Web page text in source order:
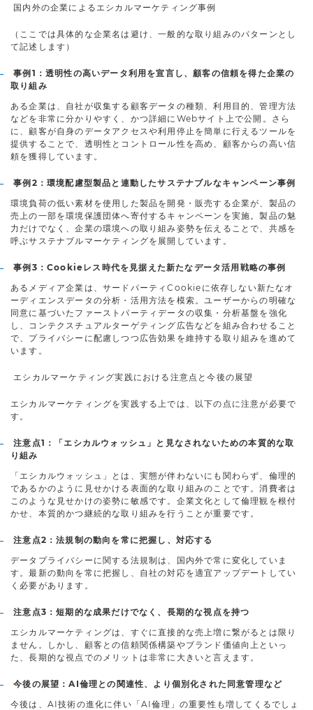
国内外の企業によるエシカルマーケティング事例
（ここでは具体的な企業名は避け、一般的な取り組みのパターンとし
て記述します）
事例1：透明性の高いデータ利用を宣言し、顧客の信頼を得た企業の
取り組み
ある企業は、自社が収集する顧客データの種類、利用目的、管理方法
などを非常に分かりやすく、かつ詳細にWebサイト上で公開。さら
に、顧客が自身のデータアクセスや利用停止を簡単に行えるツールを
提供することで、透明性とコントロール性を高め、顧客からの高い信
頼を獲得しています。
事例2：環境配慮型製品と連動したサステナブルなキャンペーン事例
環境負荷の低い素材を使用した製品を開発・販売する企業が、製品の
売上の一部を環境保護団体へ寄付するキャンペーンを実施。製品の魅
力だけでなく、企業の環境への取り組み姿勢を伝えることで、共感を
呼ぶサステナブルマーケティングを展開しています。
事例3：Cookieレス時代を見据えた新たなデータ活用戦略の事例
あるメディア企業は、サードパーティCookieに依存しない新たなオ
ーディエンスデータの分析・活用方法を模索。ユーザーからの明確な
同意に基づいたファーストパーティデータの収集・分析基盤を強化
し、コンテクスチュアルターゲティング広告などを組み合わせること
で、プライバシーに配慮しつつ広告効果を維持する取り組みを進めて
います。
エシカルマーケティング実践における注意点と今後の展望
エシカルマーケティングを実践する上では、以下の点に注意が必要で
す。
注意点1：「エシカルウォッシュ」と見なされないための本質的な取
り組み
「エシカルウォッシュ」とは、実態が伴わないにも関わらず、倫理的
であるかのように見せかける表面的な取り組みのことです。消費者は
このような見せかけの姿勢に敏感です。企業文化として倫理観を根付
かせ、本質的かつ継続的な取り組みを行うことが重要です。
注意点2：法規制の動向を常に把握し、対応する
データプライバシーに関する法規制は、国内外で常に変化していま
す。最新の動向を常に把握し、自社の対応を適宜アップデートしてい
く必要があります。
注意点3：短期的な成果だけでなく、長期的な視点を持つ
エシカルマーケティングは、すぐに直接的な売上増に繋がるとは限り
ません。しかし、顧客との信頼関係構築やブランド価値向上といっ
た、長期的な視点でのメリットは非常に大きいと言えます。
今後の展望：AI倫理との関連性、より個別化された同意管理など
今後は、AI技術の進化に伴い「AI倫理」の重要性も増してくるでしょ